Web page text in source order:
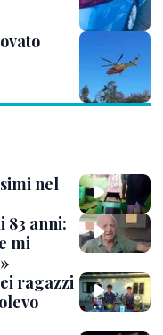
nel
83 anni:
mi
ragazzi